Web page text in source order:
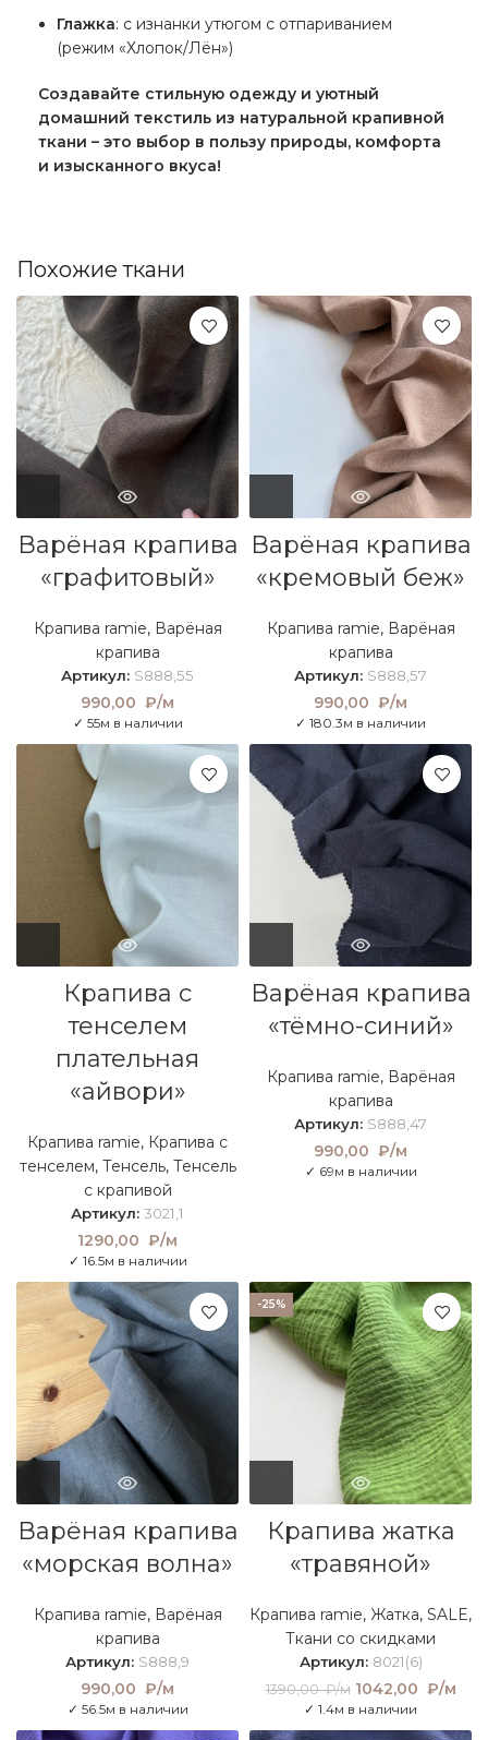
Глажка: с изнанки утюгом с отпариванием
(режим «Хлопок/Лён»)
Создавайте стильную одежду и уютный
домашний текстиль из натуральной крапивной
ткани – это выбор в пользу природы, комфорта
и изысканного вкуса!
Похожие ткани
Варёная крапива
«графитовый»
Крапива ramie, Варёная
крапива
Артикул: S888,55
990,00 ₽/м
✓ 55м в наличии
Варёная крапива
«кремовый беж»
Крапива ramie, Варёная
крапива
Артикул: S888,57
990,00 ₽/м
✓ 180.3м в наличии
Крапива с
тенселем
плательная
«айвори»
Крапива ramie, Крапива с
тенселем, Тенсель, Тенсель
с крапивой
Артикул: 3021,1
1290,00 ₽/м
✓ 16.5м в наличии
Варёная крапива
«тёмно-синий»
Крапива ramie, Варёная
крапива
Артикул: S888,47
990,00 ₽/м
✓ 69м в наличии
Варёная крапива
«морская волна»
Крапива ramie, Варёная
крапива
Артикул: S888,9
990,00 ₽/м
✓ 56.5м в наличии
-25%
Крапива жатка
«травяной»
Крапива ramie, Жатка, SALE,
Ткани со скидками
Артикул: 8021(6)
1390,00₽/м Первоначальная
цена составляла
1390,00 ₽/м.
1042,00 ₽/м
✓ 1.4м в наличии